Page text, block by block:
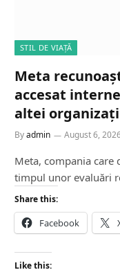
STIL DE VIAȚĂ
Meta
accesat
altei
Byadmin August 6,
Meta, compania care
timpul unor evaluări
Share this:
Facebook
Like this: